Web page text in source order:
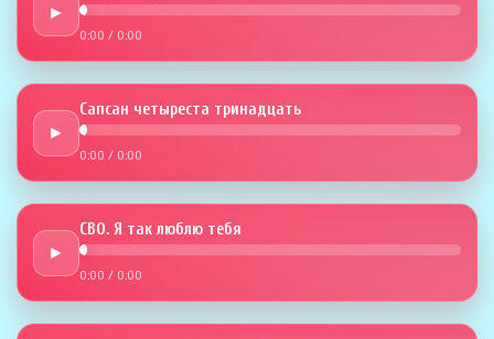
►
0:00 / 0:00
►
Сапсан четыреста тринадцать
0:00 / 0:00
►
СВО. Я так люблю тебя
0:00 / 0:00